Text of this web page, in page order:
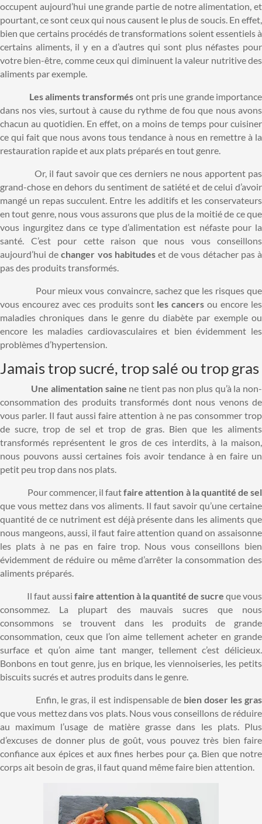
occupent aujourd’hui une grande partie de notre alimentation, et
pourtant, ce sont ceux qui nous causent le plus de soucis. En effet,
bien que certains procédés de transformations soient essentiels à
certains aliments, il y en a d’autres qui sont plus néfastes pour
votre bien-être, comme ceux qui diminuent la valeur nutritive des
aliments par exemple.
Les aliments transformés ont pris une grande importance
dans nos vies, surtout à cause du rythme de fou que nous avons
chacun au quotidien. En effet, on a moins de temps pour cuisiner
ce qui fait que nous avons tous tendance à nous en remettre à la
restauration rapide et aux plats préparés en tout genre.
Or, il faut savoir que ces derniers ne nous apportent pas
grand-chose en dehors du sentiment de satiété et de celui d’avoir
mangé un repas succulent. Entre les additifs et les conservateurs
en tout genre, nous vous assurons que plus de la moitié de ce que
vous ingurgitez dans ce type d’alimentation est néfaste pour la
santé. C’est pour cette raison que nous vous conseillons
aujourd’hui dechanger vos habitudeset de vous détacher pas à
pas des produits transformés.
Pour mieux vous convaincre, sachez que les risques que
vous encourez avec ces produits sont les cancers ou encore les
maladies chroniques dans le genre du diabète par exemple ou
encore les maladies cardiovasculaires et bien évidemment les
problèmes d’hypertension.
Jamais trop sucré, trop salé ou trop gras
Une alimentation saine ne tient pas non plus qu’à la non-
consommation des produits transformés dont nous venons de
vous parler. Il faut aussi faire attention à ne pas consommer trop
de sucre, trop de sel et trop de gras. Bien que les aliments
transformés représentent le gros de ces interdits, à la maison,
nous pouvons aussi certaines fois avoir tendance à en faire un
petit peu trop dans nos plats.
Pour commencer, il fautfaire attention à la quantité de sel
que vous mettez dans vos aliments. Il faut savoir qu’une certaine
quantité de ce nutriment est déjà présente dans les aliments que
nous mangeons, aussi, il faut faire attention quand on assaisonne
les plats à ne pas en faire trop. Nous vous conseillons bien
évidemment de réduire ou même d’arrêter la consommation des
aliments préparés.
Il faut aussi faire attention à la quantité de sucre que vous
consommez. La plupart des mauvais sucres que nous
consommons se trouvent dans les produits de grande
consommation, ceux que l’on aime tellement acheter en grande
surface et qu’on aime tant manger, tellement c’est délicieux.
Bonbons en tout genre, jus en brique, les viennoiseries, les petits
biscuits sucrés et autres produits dans le genre.
Enfin, le gras, il est indispensable de bien doser les gras
que vous mettez dans vos plats. Nous vous conseillons de réduire
au maximum l’usage de matière grasse dans les plats. Plus
d’excuses de donner plus de goût, vous pouvez très bien faire
confiance aux épices et aux fines herbes pour ça. Bien que notre
corps ait besoin de gras, il faut quand même faire bien attention.